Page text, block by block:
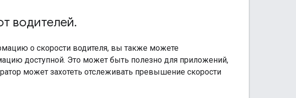
водителей.
о скорости водителя, вы также можете
доступной. Это может быть полезно для приложений,
может захотеть отслеживать превышение скорости